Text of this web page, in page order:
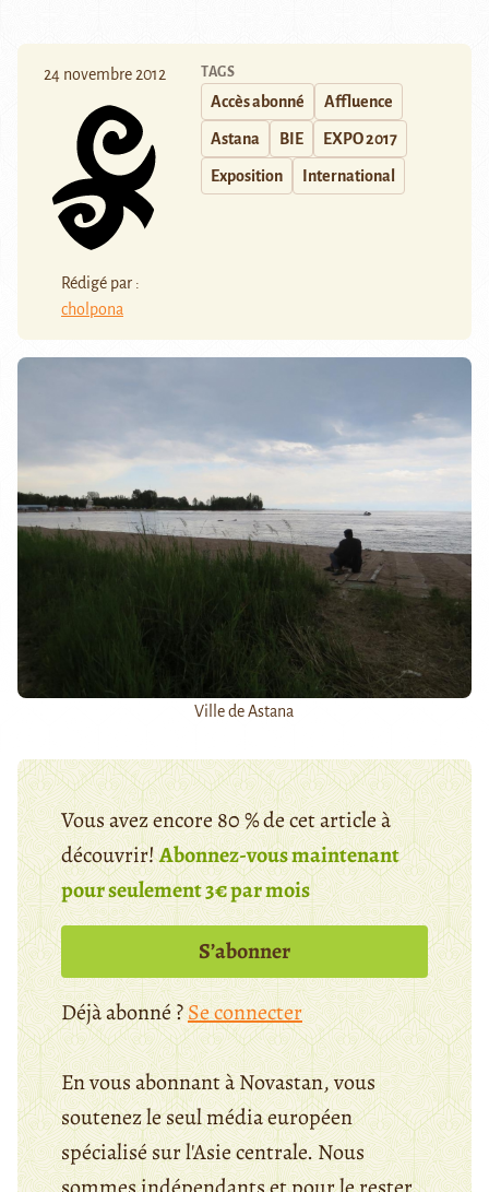
24 novembre 2012
Rédigé par :
cholpona
TAGS
Accès abonné Affluence
Astana BIE EXPO 2017
Exposition International
Ville de Astana
Vous avez encore 80 % de cet article à
découvrir!Abonnez-vous maintenant
pour seulement 3€ par mois
S’abonner
Déjà abonné ?Se connecter
En vous abonnant à Novastan, vous
soutenez le seul média européen
spécialisé sur l'Asie centrale. Nous